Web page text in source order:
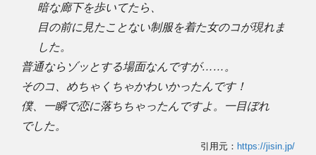
暗な廊下を歩いてたら、
目の前に見たことない制服を着た女のコが現れま
した。
普通ならゾッとする場面なんですが……。
そのコ、めちゃくちゃかわいかったんです！
僕、一瞬で恋に落ちちゃったんですよ。一目ぼれ
でした。
引用元： https://jisin.jp/